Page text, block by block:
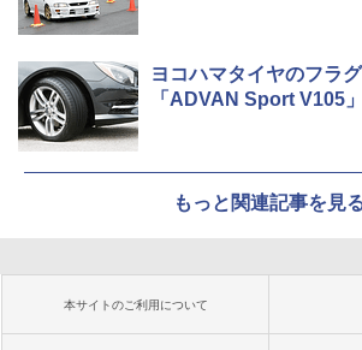
ヨコハマタイヤのフラ
「ADVAN Sport V105
もっと関連記事を見
本サイトのご利用について